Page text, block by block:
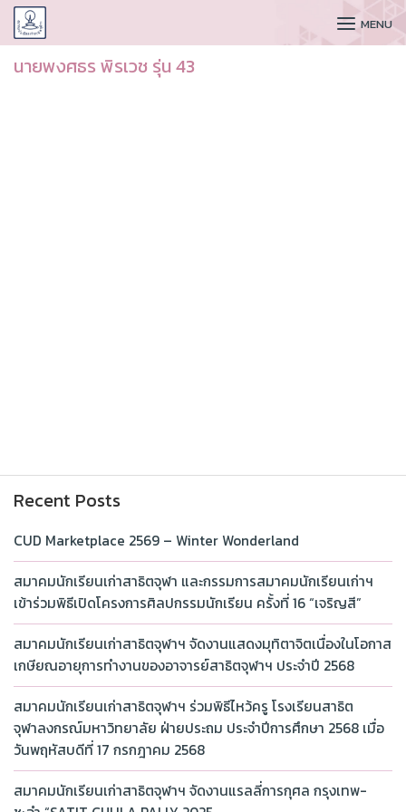
CUDAA MENU
นายพงศธร พิรเวช รุ่น 43
Recent Posts
CUD Marketplace 2569 – Winter Wonderland
สมาคมนักเรียนเก่าสาธิตจุฬา และกรรมการสมาคมนักเรียนเก่าฯ
เข้าร่วมพิธีเปิดโครงการศิลปกรรมนักเรียน ครั้งที่ 16 “เจริญสี”
สมาคมนักเรียนเก่าสาธิตจุฬาฯ จัดงานแสดงมุทิตาจิตเนื่องในโอกาส
เกษียณอายุการทำงานของอาจารย์สาธิตจุฬาฯ ประจำปี 2568
สมาคมนักเรียนเก่าสาธิตจุฬาฯ ร่วมพิธีไหว้ครู โรงเรียนสาธิต
จุฬาลงกรณ์มหาวิทยาลัย ฝ่ายประถม ประจำปีการศึกษา 2568 เมื่อ
วันพฤหัสบดีที่ 17 กรกฎาคม 2568
สมาคมนักเรียนเก่าสาธิตจุฬาฯ จัดงานแรลลี่การกุศล กรุงเทพ-